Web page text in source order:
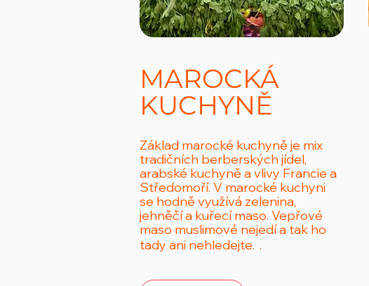
MAROCKÁ
KUCHYNĚ
Základ marocké kuchyněje mix
tradičních berberských jídel,
arabské kuchyně a vlivy Francie a
Středomoří. V marocké kuchyni
se hodně využívá zelenina,
jehněčí a kuřecí maso. Vepřové
maso muslimové nejedí a tak ho
tady ani nehledejte. .